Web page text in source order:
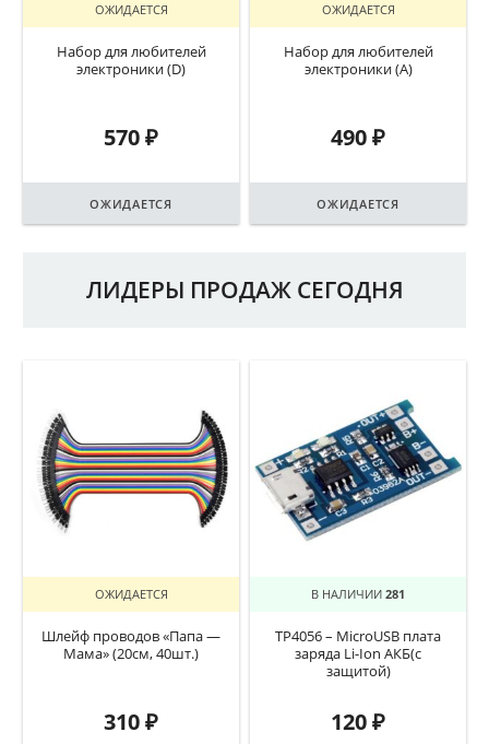
ОЖИДАЕТСЯ
Набор для любителей
электроники (D)
570₽
ОЖИДАЕТСЯ
ОЖИДАЕТСЯ
Набор для любителей
электроники (А)
490₽
ОЖИДАЕТСЯ
ЛИДЕРЫ ПРОДАЖ СЕГОДНЯ
ОЖИДАЕТСЯ
Шлейф проводов «Папа —
Мама» (20см, 40шт.)
310₽
В НАЛИЧИИ 281
TP4056 – MicroUSB плата
заряда Li-Ion АКБ(с
защитой)
120₽